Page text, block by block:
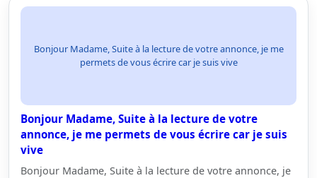
Bonjour Madame, Suite à la lecture de votre annonce, je me
permets de vous écrire car je suis vive
Bonjour Madame, Suite à la lecture de votre
annonce, je me permets de vous écrire car je suis
vive
Bonjour Madame, Suite à la lecture de votre annonce, je